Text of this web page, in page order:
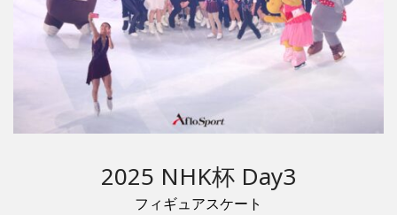
2025 NHK杯 Day3
フィギュアスケート